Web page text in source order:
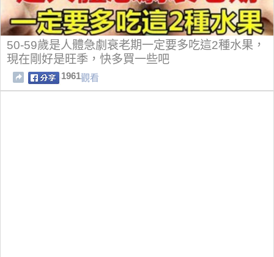
50-59歲是人體急劇衰老期一定要多吃這2種水果，
現在剛好是旺季，快多買一些吧
1961觀看